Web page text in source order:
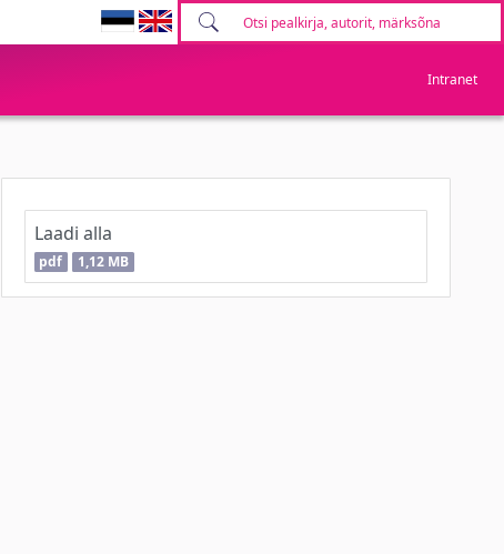
Intranet
Laadi alla
pdf 1,12 MB